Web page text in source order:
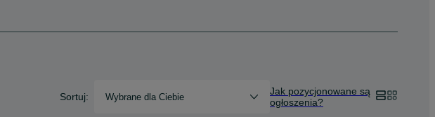
Sortuj: Wybrane dla Ciebie
Jak pozycjonowane są
ogłoszenia?